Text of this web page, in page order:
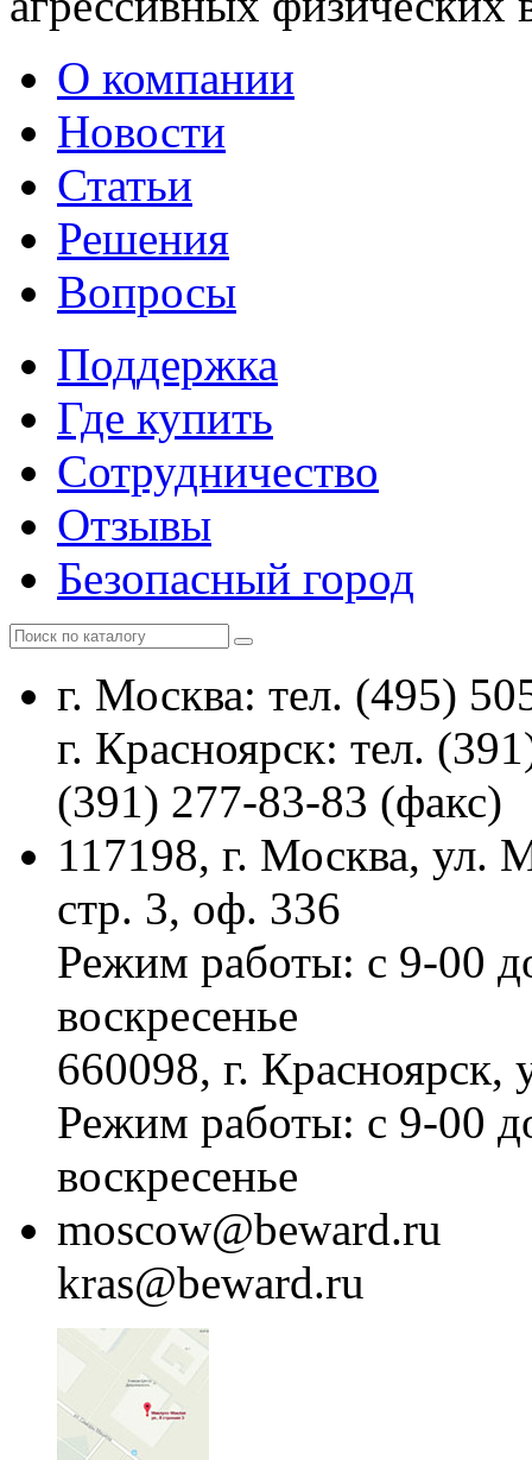
О компании
Новости
Статьи
Решения
Вопросы
Поддержка
Где купить
Сотрудничество
Отзывы
Безопасный город
г. Москва: тел. (495)
г. Красноярск: тел.
(391) 277-83-83 (факс)
117198, г. Москва, ул.
стр. 3, оф. 336
Режим работы: с 9-00
воскресенье
660098, г.
Режим работы: с 9-00
воскресенье
moscow@beward.ru
kras@beward.ru